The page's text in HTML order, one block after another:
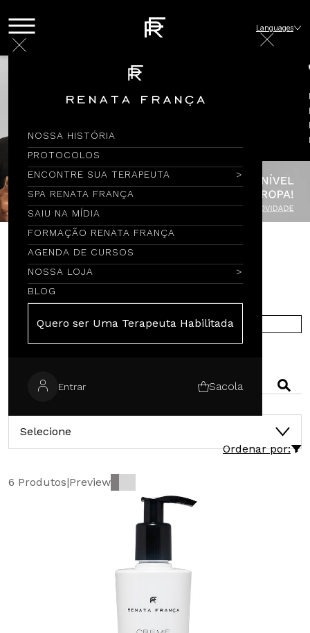
NOSSA HISTÓRIA
PROTOCOLOS
ENCONTRE SUA TERAPEUTA
SPA RENATA FRANÇA
SAIU NA MÍDIA
FORMAÇÃO RENATA FRANÇA
AGENDA DE CURSOS
NOSSA LOJA
BLOG
Quero ser Uma Terapeuta Habilitada
Entrar Sacola
Languages
Encontre por Nome
COMPRE NA EUROPA
Selecione
Ordenar por:
6 Produtos|Preview